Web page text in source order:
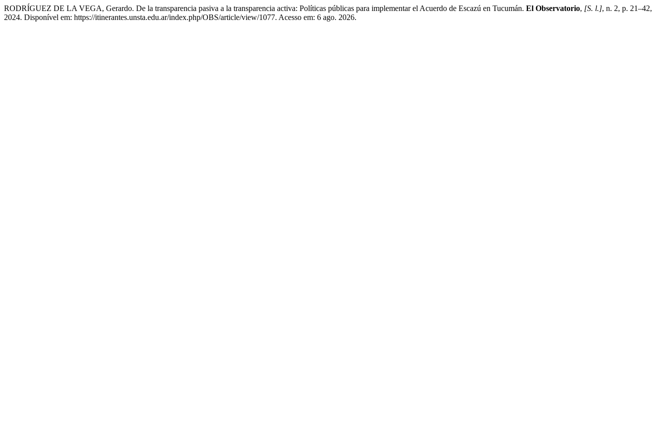
RODRÍGUEZ DE LA VEGA, Gerardo. De la transparencia pasiva a la transparencia activa: Políticas públicas para implementar el Acuerdo de Escazú en Tucumán. El Observatorio, [S. l.], n. 2, p. 21–42,
2024. Disponível em: https://itinerantes.unsta.edu.ar/index.php/OBS/article/view/1077. Acesso em: 6 ago. 2026.